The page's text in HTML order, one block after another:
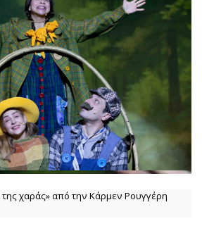
της χαράς» από την Κάρμεν Ρουγγέρη